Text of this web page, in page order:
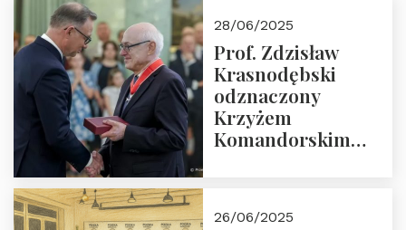
28/06/2025
Prof. Zdzisław
Krasnodębski
odznaczony
Krzyżem
Komandorskim
26/06/2025